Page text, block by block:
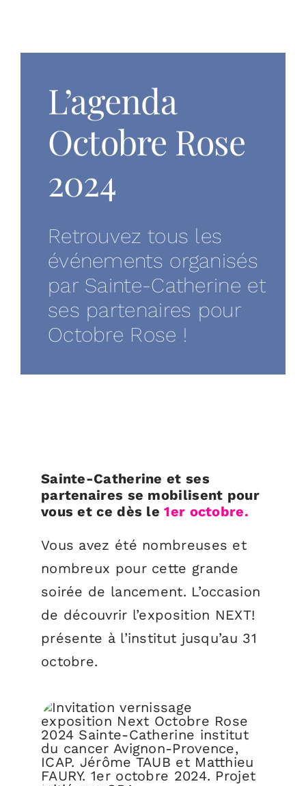
L’agenda
Octobre Rose
2024
Retrouvez tous les
événements organisés
par Sainte-Catherine et
ses partenaires pour
Octobre Rose !
Sainte-Catherine et ses
partenaires se mobilisent pour
vous et ce dès le1er octobre.
Vous avez été nombreuses et
nombreux pour cette grande
soirée de lancement. L’occasion
de découvrir l’exposition NEXT!
présente à l’institut jusqu’au 31
octobre.